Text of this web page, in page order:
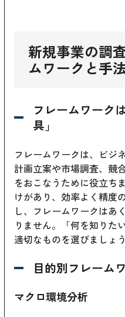
新規事業の調
ムワークと手
フレームワーク
具」
フレームワークは、ビジ
計画立案や市場調査、競
をおこなうために役立ち
けがあり、効率よく精度
し、フレームワークはあ
りません。「何を知りた
適切なものを選びましょう
目的別フレーム
マクロ環境分析